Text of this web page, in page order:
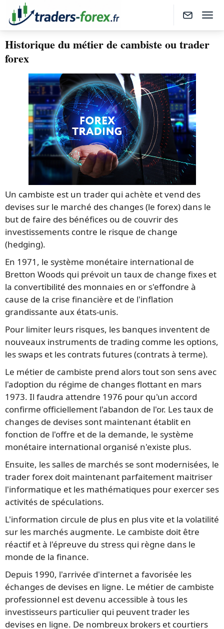
Historique du métier de cambiste ou trader
forex
Un cambiste est un trader qui achète et vend des
devises sur le marché des changes (le forex) dans le
but de faire des bénéfices ou de couvrir des
investissements contre le risque de change
(hedging).
En 1971, le système monétaire international de
Bretton Woods qui prévoit un taux de change fixes et
la convertibilité des monnaies en or s'effondre à
cause de la crise financière et de l'inflation
grandissante aux états-unis.
Pour limiter leurs risques, les banques inventent de
nouveaux instruments de trading comme les options,
les swaps et les contrats futures (contrats à terme).
Le métier de cambiste prend alors tout son sens avec
l'adoption du régime de changes flottant en mars
1973. Il faudra attendre 1976 pour qu'un accord
confirme officiellement l'abandon de l'or. Les taux de
changes de devises sont maintenant établit en
fonction de l'offre et de la demande, le système
monétaire international organisé n'existe plus.
Ensuite, les salles de marchés se sont modernisées, le
trader forex doit maintenant parfaitement maitriser
l'informatique et les mathématiques pour exercer ses
activités de spéculations.
L'information circule de plus en plus vite et la volatilité
sur les marchés augmente. Le cambiste doit être
réactif et à l'épreuve du stress qui règne dans le
monde de la finance.
Depuis 1990, l'arrivée d'internet a favorisée les
échanges de devises en ligne. Le métier de cambiste
professionnel est devenu accessible à tous les
investisseurs particulier qui peuvent trader les
devises en ligne. De nombreux brokers et courtiers